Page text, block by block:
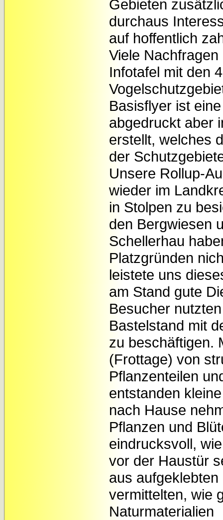
Gebieten
durchaus
auf hoffentlich
Viele
Infotafel mit den
Basisflyer ist
abgedruckt aber
erstellt, welches
der
Unsere Rollup-
wieder im
in Stolpen zu
den Bergwiesen
Schellerhau
Platzgründen
leistete uns
am Stand gute
Besucher
Bastelstand mit
zu beschäftigen.
(Frottage) von
Pflanzenteilen
entstanden
nach Hause
Pflanzen und
eindrucksvoll,
vor der Haustür
aus
vermittelten, wie
Naturmaterialien